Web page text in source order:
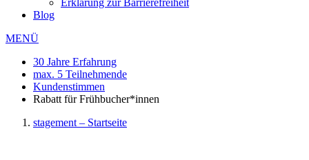
Blog
MENÜ
30 Jahre Erfahrung
max. 5 Teilnehmende
Kundenstimmen
Rabatt für Frühbucher*innen
stagement – Startseite